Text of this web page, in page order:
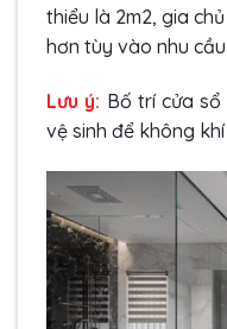
thiểu là 2m2, gia
hơn tùy vào nhu
Lưu ý: Bố trí cửa
vệ sinh để không